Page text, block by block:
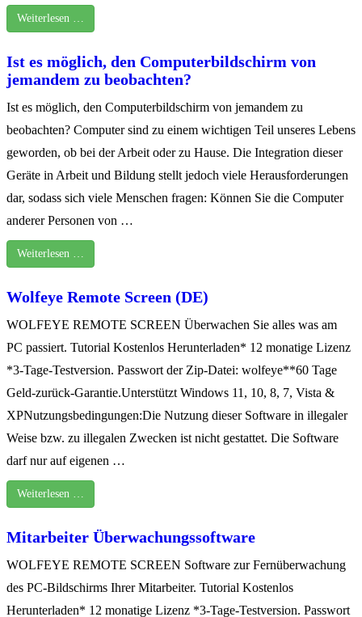
Weiterlesen …
Ist es möglich, den Computerbildschirm von
jemandem zu beobachten?
Ist es möglich, den Computerbildschirm von jemandem zu
beobachten? Computer sind zu einem wichtigen Teil unseres Lebens
geworden, ob bei der Arbeit oder zu Hause. Die Integration dieser
Geräte in Arbeit und Bildung stellt jedoch viele Herausforderungen
dar, sodass sich viele Menschen fragen: Können Sie die Computer
anderer Personen von …
Weiterlesen …
Wolfeye Remote Screen (DE)
WOLFEYE REMOTE SCREEN Überwachen Sie alles was am
PC passiert. Tutorial Kostenlos Herunterladen* 12 monatige Lizenz
*3-Tage-Testversion. Passwort der Zip-Datei: wolfeye**60 Tage
Geld-zurück-Garantie.Unterstützt Windows 11, 10, 8, 7, Vista &
XPNutzungsbedingungen:Die Nutzung dieser Software in illegaler
Weise bzw. zu illegalen Zwecken ist nicht gestattet. Die Software
darf nur auf eigenen …
Weiterlesen …
Mitarbeiter Überwachungssoftware
WOLFEYE REMOTE SCREEN Software zur Fernüberwachung
des PC-Bildschirms Ihrer Mitarbeiter. Tutorial Kostenlos
Herunterladen* 12 monatige Lizenz *3-Tage-Testversion. Passwort